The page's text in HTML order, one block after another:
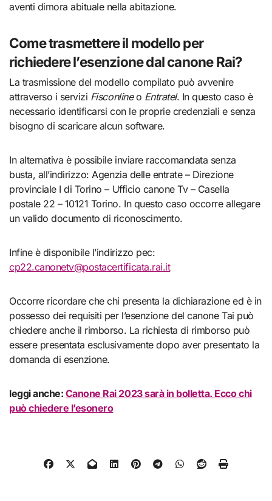
aventi dimora abituale nella abitazione.
Come trasmettere il modello per
richiedere l’esenzione dal canone Rai?
La trasmissione del modello compilato può avvenire
attraverso i servizi Fisconlineo Entratel. In questo caso è
necessario identificarsi con le proprie credenziali e senza
bisogno di scaricare alcun software.
In alternativa è possibile inviare raccomandata senza
busta, all’indirizzo: Agenzia delle entrate – Direzione
provinciale I di Torino – Ufficio canone Tv – Casella
postale 22 – 10121 Torino. In questo caso occorre allegare
un valido documento di riconoscimento.
Infine è disponibile l’indirizzo pec:
cp22.canonetv@postacertificata.rai.it
Occorre ricordare che chi presenta la dichiarazione ed è in
possesso dei requisiti per l’esenzione del canone Tai può
chiedere anche il rimborso. La richiesta di rimborso può
essere presentata esclusivamente dopo aver presentato la
domanda di esenzione.
leggi anche: Canone Rai 2023 sarà in bolletta. Ecco chi
può chiedere l’esonero